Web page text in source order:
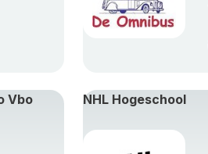
Vbo NHL Hogeschool